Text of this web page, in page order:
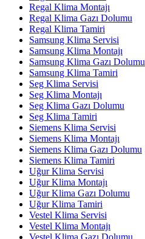
Regal Klima Montajı
Regal Klima Gazı Dolumu
Regal Klima Tamiri
Samsung Klima Servisi
Samsung Klima Montajı
Samsung Klima Gazı Dolumu
Samsung Klima Tamiri
Seg Klima Servisi
Seg Klima Montajı
Seg Klima Gazı Dolumu
Seg Klima Tamiri
Siemens Klima Servisi
Siemens Klima Montajı
Siemens Klima Gazı Dolumu
Siemens Klima Tamiri
Uğur Klima Servisi
Uğur Klima Montajı
Uğur Klima Gazı Dolumu
Uğur Klima Tamiri
Vestel Klima Servisi
Vestel Klima Montajı
Vestel Klima Gazı Dolumu